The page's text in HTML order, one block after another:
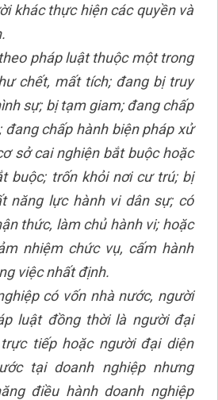
khác thực hiện các quyền và
pháp luật thuộc một trong
chết, mất tích; đang bị truy
sự; bị tạm giam; đang chấp
đang chấp hành biện pháp xử
sở cai nghiện bắt buộc hoặc
buộc; trốn khỏi nơi cư trú; bị
năng lực hành vi dân sự; có
thức, làm chủ hành vi; hoặc
nhiệm chức vụ, cấm hành
việc nhất định.
có vốn nhà nước, người
luật đồng thời là người đại
tiếp hoặc người đại diện
tại doanh nghiệp nhưng
điều hành doanh nghiệp